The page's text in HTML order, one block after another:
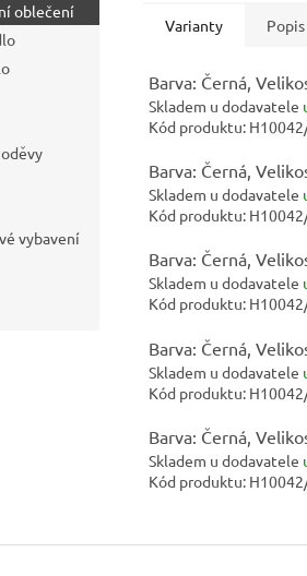
oblečení
vybavení
Varianty Popis
Barva: Černá,
Skladem u dodavatele
Kód produktu:
Barva: Černá,
Skladem u dodavatele
Kód produktu:
Barva: Černá,
Skladem u dodavatele
Kód produktu:
Barva: Černá,
Skladem u dodavatele
Kód produktu:
Barva: Černá,
Skladem u dodavatele
Kód produktu: